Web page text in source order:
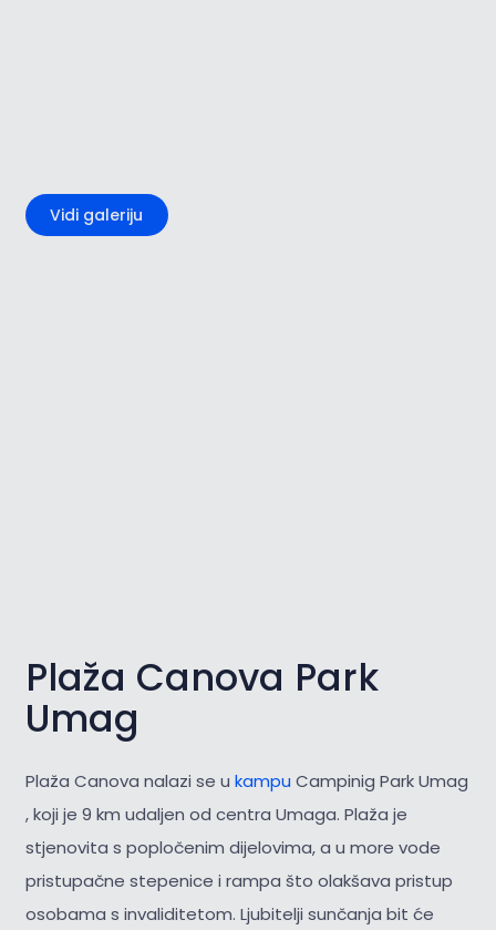
Vidi galeriju
Plaža Canova Park
Umag
Plaža Canova nalazi se u kampu Campinig Park Umag
, koji je 9 km udaljen od centra Umaga. Plaža je
stjenovita s popločenim dijelovima, a u more vode
pristupačne stepenice i rampa što olakšava pristup
osobama s invaliditetom. Ljubitelji sunčanja bit će